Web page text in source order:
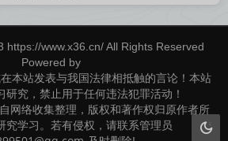
https://www.x36.cn/ All Rights Reserved
Powered by
本站发表与我国法律相抵触的言论！本站
研究，禁止用于任何违法犯罪活动！
网络收集整理，版权和著作权归原作者所
究学习。若有侵权，请联系管理员